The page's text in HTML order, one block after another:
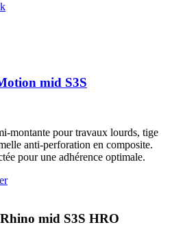
mid S3S
montante pour travaux lourds, tige
anti-perforation en composite.
pour une adhérence optimale.
mid S3S HRO